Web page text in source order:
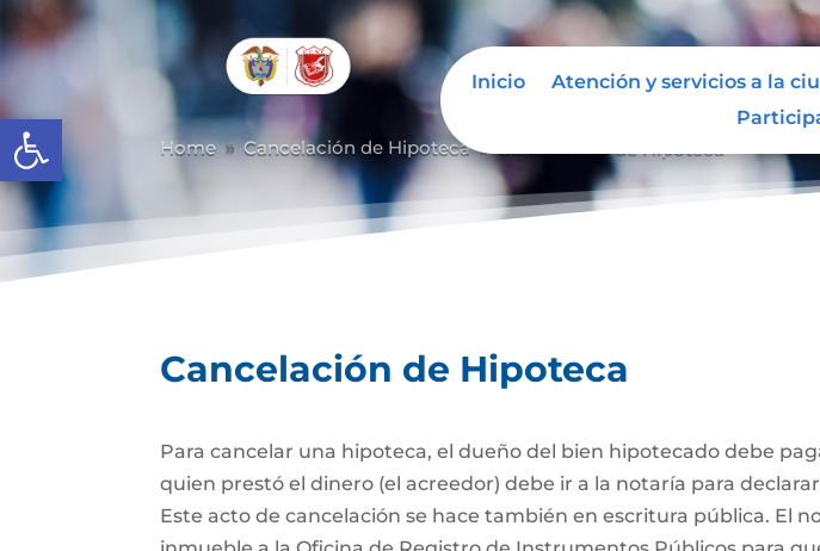
Abrir barra de herramientas
Inicio Atención y servicios a la
Home 9 Cancelación de Hipoteca 9
Cancelación de Hipoteca
Para cancelar una hipoteca, el dueño del bien hipotecado debe
quien prestó el dinero (el acreedor) debe ir a la notaría para
Este acto de cancelación se hace también en escritura pública. El